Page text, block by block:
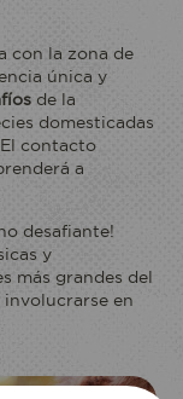
con la zona de
única y
de la
domesticadas
contacto
a
desafiante!
y
más grandes del
involucrarse en